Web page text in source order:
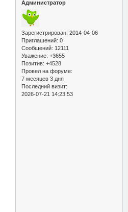
Администратор
Зарегистрирован: 2014-04-06
Приглашений: 0
Сообщений: 12111
Уважение: +3655
Позитив: +4528
Провел на форуме:
7 месяцев 3 дня
Последний визит:
2026-07-21 14:23:53